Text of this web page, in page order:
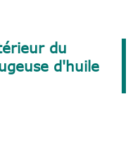
du
d'huile